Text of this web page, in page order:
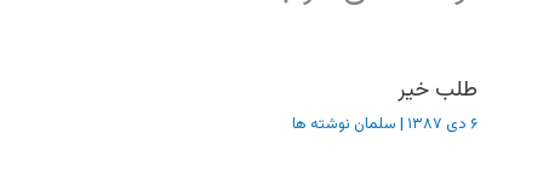
طلب خیر
۶ دی ۱۳۸۷ | سلمان نوشته ها